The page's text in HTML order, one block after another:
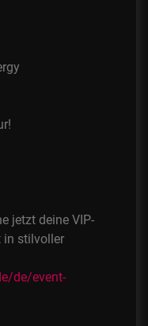
jetzt deine VIP-
in stilvoller
de/event-